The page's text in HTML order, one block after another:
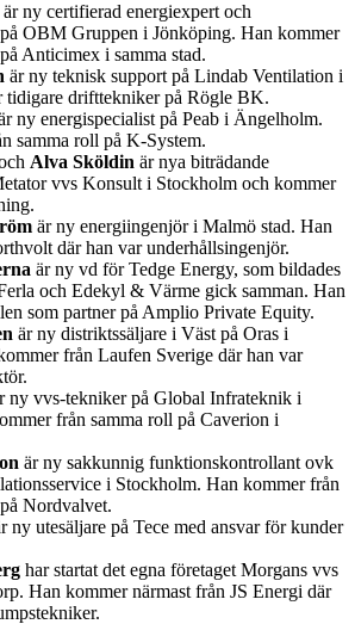
är ny certifierad energiexpert och
OBM Gruppen i Jönköping. Han kommer
Anticimex i samma stad.
är ny teknisk support på Lindab Ventilation i
tidigare drifttekniker på Rögle BK.
ny energispecialist på Peab i Ängelholm.
samma roll på K-System.
Alva Sköldin är nya biträdande
vvs Konsult i Stockholm och kommer
är ny energiingenjör i Malmö stad. Han
där han var underhållsingenjör.
är ny vd för Tedge Energy, som bildades
och Edekyl & Värme gick samman. Han
som partner på Amplio Private Equity.
är ny distriktssäljare i Väst på Oras i
från Laufen Sverige där han var
ny vvs-tekniker på Global Infrateknik i
från samma roll på Caverion i
är ny sakkunnig funktionskontrollant ovk
i Stockholm. Han kommer från
Nordvalvet.
ny utesäljare på Tece med ansvar för kunder
har startat det egna företaget Morgans vvs
Han kommer närmast från JS Energi där